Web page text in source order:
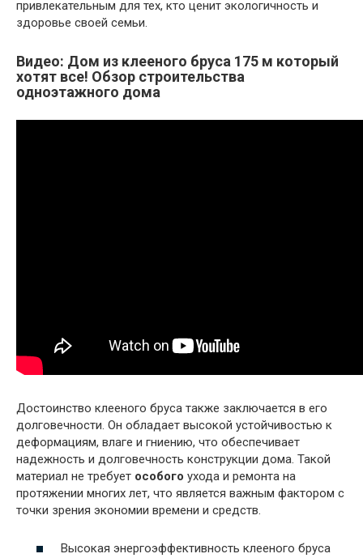
привлекательным для тех, кто ценит экологичность и
здоровье своей семьи.
Видео: Дом из клееного бруса 175 м который
хотят все! Обзор строительства
одноэтажного дома
Достоинство клееного бруса также заключается в его
долговечности. Он обладает высокой устойчивостью к
деформациям, влаге и гниению, что обеспечивает
надежность и долговечность конструкции дома. Такой
материал не требует особого ухода и ремонта на
протяжении многих лет, что является важным фактором с
точки зрения экономии времени и средств.
Высокая энергоэффективность клееного бруса